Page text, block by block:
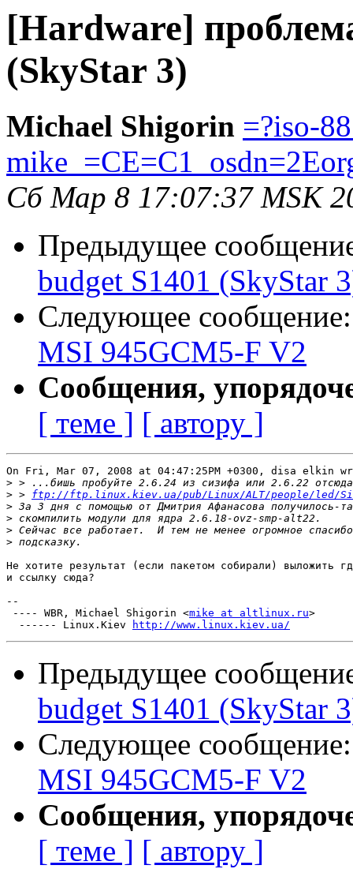
[Hardware]
(SkyStar 3)
Michael Shigorin =?iso-
Сб Мар 8 17:07:37 MSK
Предыдущее
budget S1401 (SkyStar
Следующее
MSI 945GCM5-F V2
Сообщения,
[ теме ] [ автору ]
On Fri, Mar 07, 2008 at 04:47:25PM +0300, disa elkin
>
> > ftp://ftp.linux.kiev.ua/pub/Linux/ALT/people/led/
>
>
>
>
Не хотите результат (если пакетом собирали) выложить
и ссылку сюда?
--
---- WBR, Michael Shigorin <mike at altlinux.ru>
  ------ Linux.Kiev
http://www.linux.kiev.ua/
Предыдущее
budget S1401 (SkyStar
Следующее
MSI 945GCM5-F V2
Сообщения,
[ теме ] [ автору ]